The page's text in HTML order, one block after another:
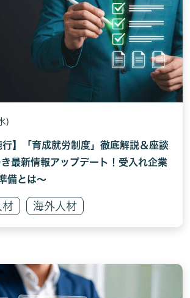
)
】「育成就労制度」徹底解説＆座談
最新情報アップデート！受入れ企業
備とは〜
材 海外人材